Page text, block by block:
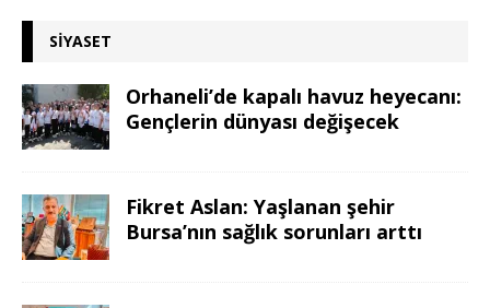
SIYASET
Orhaneli’de kapalı havuz heyecanı:
Gençlerin dünyası değişecek
Fikret Aslan: Yaşlanan şehir
Bursa’nın sağlık sorunları arttı